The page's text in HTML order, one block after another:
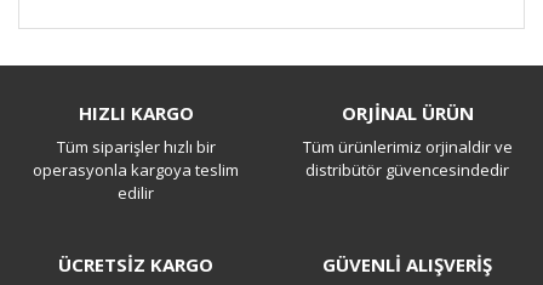
Yorum Yaz
HIZLI KARGO
Tüm siparişler hızlı bir
operasyonla kargoya teslim
edilir
ORJİNAL ÜRÜN
Tüm ürünlerimiz orjinaldir ve
distribütör güvencesindedir
ÜCRETSİZ KARGO GÜVENLİ ALIŞVERİŞ